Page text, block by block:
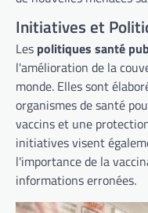
Initiatives et
Les politiques santé
l'amélioration de la
monde. Elles sont
organismes de santé
vaccins et une
initiatives visent
l'importance de la
informations erronées.